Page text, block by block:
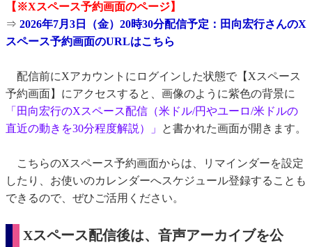
【※Xスペース予約画面のページ】
⇒ 2026年7月3日（金）20時30分配信予定：田向宏行さんのX
スペース予約画面のURLはこちら
配信前にXアカウントにログインした状態で【Xスペース
予約画面】にアクセスすると、画像のように紫色の背景に
「田向宏行のXスペース配信（米ドル/円やユーロ/米ドルの
直近の動きを30分程度解説）」
と書かれた画面が開きます。
こちらのXスペース予約画面からは、リマインダーを設定
したり、お使いのカレンダーへスケジュール登録することも
できるので、ぜひご活用ください。
Xスペース配信後は、音声アーカイブを公